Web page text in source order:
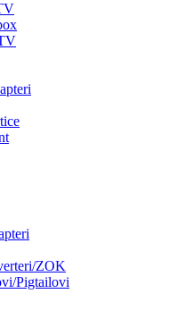
ZOK
Pigtailovi